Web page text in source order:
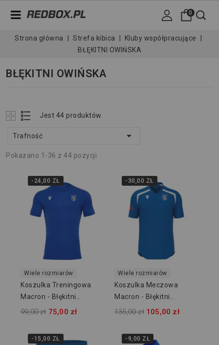
0
Strona główna Strefa kibica
Kluby współpracujące
BŁĘKITNI OWIŃSKA
BŁĘKITNI OWIŃSKA
Jest 44 produktów.
Trafność 
Pokazano 1-36 z 44 pozycji
-24,00 ZŁ
Wiele rozmiarów
Koszulka Treningowa
Macron - Błękitni
Owińska
99,00 zł 75,00 zł
-30,00 ZŁ
Wiele rozmiarów
Koszulka Meczowa
Macron - Błękitni
Owińska
135,00 zł 105,00 zł
-15,00 ZŁ -9,00 ZŁ